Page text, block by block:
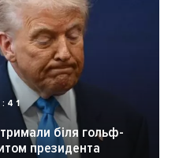
біля гольф-
президента